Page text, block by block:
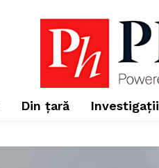
Din țară Investigații